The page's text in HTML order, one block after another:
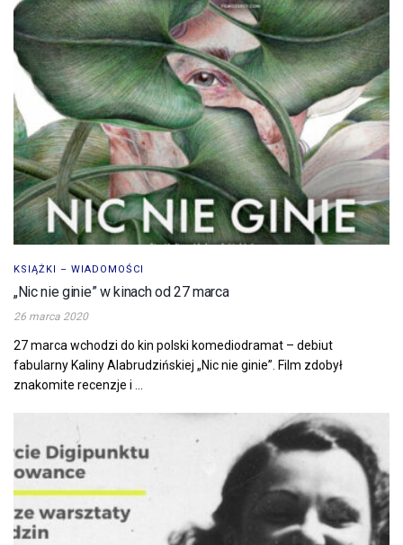
KSIĄŻKI – WIADOMOŚCI
„Nic nie ginie” w kinach od 27 marca
26 marca 2020
27 marca wchodzi do kin polski komediodramat – debiut
fabularny Kaliny Alabrudzińskiej „Nic nie ginie”. Film zdobył
znakomite recenzje i ...